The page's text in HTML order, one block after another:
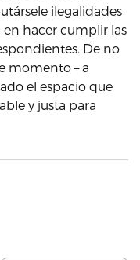
ilegalidades
en hacer cumplir las
De no
momento – a
el espacio que
y justa para